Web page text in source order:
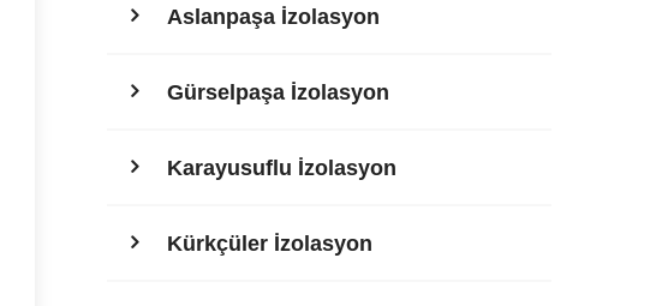
Aslanpaşa İzolasyon
Gürselpaşa İzolasyon
Karayusuflu İzolasyon
Kürkçüler İzolasyon